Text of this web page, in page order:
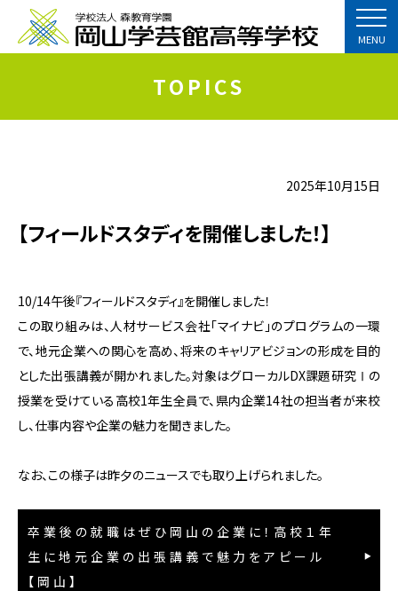
MENU
TOPICS
2025年10月15日
【フィールドスタディを開催しました！】
10/14午後『フィールドスタディ』を開催しました！
この取り組みは、人材サービス会社「マイナビ」のプログラムの一環
で、地元企業への関心を高め、将来のキャリアビジョンの形成を目的
とした出張講義が開かれました。対象はグローカルDX課題研究Ⅰの
授業を受けている高校1年生全員で、県内企業14社の担当者が来校
し、仕事内容や企業の魅力を聞きました。
なお、この様子は昨夕のニュースでも取り上げられました。
卒業後の就職はぜひ岡山の企業に！高校１年
生に地元企業の出張講義で魅力をアピール
【岡山】